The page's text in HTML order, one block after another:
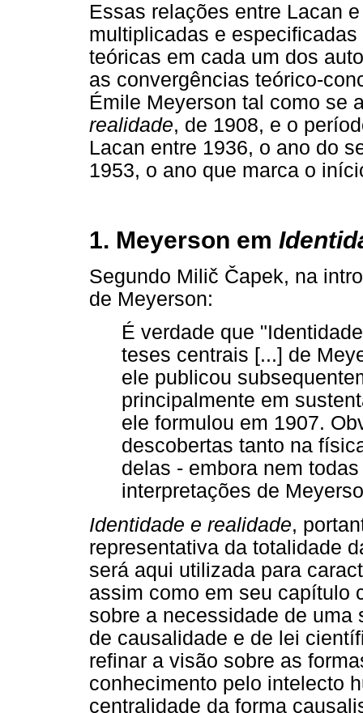
Essas relações entre Lacan
multiplicadas e
teóricas em cada um dos
as convergências teórico-
Émile Meyerson tal como se
realidade, de 1908, e o
Lacan entre 1936, o ano do
1953, o ano que marca o
1. Meyerson em
Segundo Milič Čapek, na
de Meyerson:
É verdade que
teses centrais [...] de
ele publicou
principalmente em
ele formulou em 1907.
descobertas tanto na
delas - embora nem
interpretações de
Identidade e realidade,
representativa da totalidade
será aqui utilizada para
assim como em seu capítulo
sobre a necessidade de
de causalidade e de lei
refinar a visão sobre as
conhecimento pelo intelecto
centralidade da forma